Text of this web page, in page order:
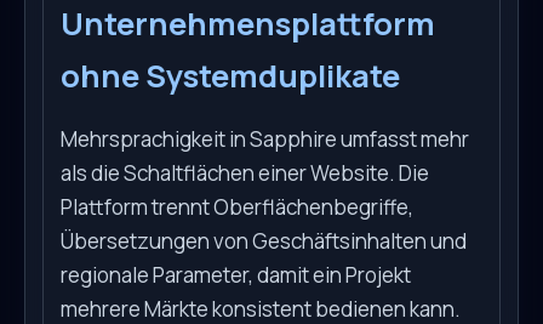
Unternehmensplattform
ohne Systemduplikate
Mehrsprachigkeit in Sapphire umfasst mehr
als die Schaltflächen einer Website. Die
Plattform trennt Oberflächenbegriffe,
Übersetzungen von Geschäftsinhalten und
regionale Parameter, damit ein Projekt
mehrere Märkte konsistent bedienen kann.